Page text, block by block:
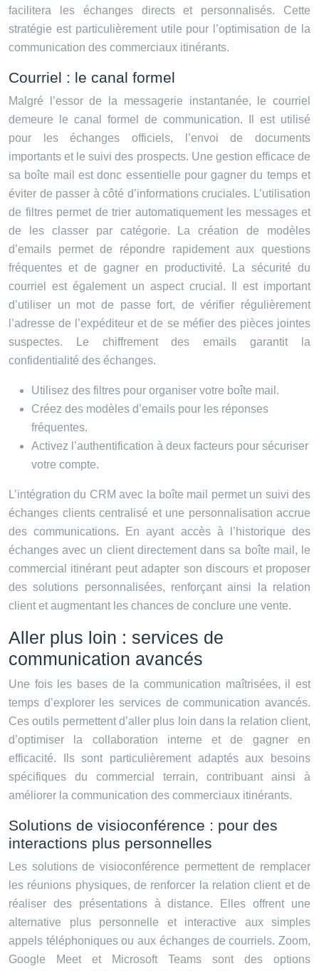
facilitera les échanges directs et personnalisés. Cette
stratégie est particulièrement utile pour l’optimisation de la
communication des commerciaux itinérants.
Courriel : le canal formel
Malgré l’essor de la messagerie instantanée, le courriel
demeure le canal formel de communication. Il est utilisé
pour les échanges officiels, l’envoi de documents
importants et le suivi des prospects. Une gestion efficace de
sa boîte mail est donc essentielle pour gagner du temps et
éviter de passer à côté d’informations cruciales. L’utilisation
de filtres permet de trier automatiquement les messages et
de les classer par catégorie. La création de modèles
d’emails permet de répondre rapidement aux questions
fréquentes et de gagner en productivité. La sécurité du
courriel est également un aspect crucial. Il est important
d’utiliser un mot de passe fort, de vérifier régulièrement
l’adresse de l’expéditeur et de se méfier des pièces jointes
suspectes. Le chiffrement des emails garantit la
confidentialité des échanges.
Utilisez des filtres pour organiser votre boîte mail.
Créez des modèles d’emails pour les réponses
fréquentes.
Activez l’authentification à deux facteurs pour sécuriser
votre compte.
L’intégration du CRM avec la boîte mail permet un suivi des
échanges clients centralisé et une personnalisation accrue
des communications. En ayant accès à l’historique des
échanges avec un client directement dans sa boîte mail, le
commercial itinérant peut adapter son discours et proposer
des solutions personnalisées, renforçant ainsi la relation
client et augmentant les chances de conclure une vente.
Aller plus loin : services de
communication avancés
Une fois les bases de la communication maîtrisées, il est
temps d’explorer les services de communication avancés.
Ces outils permettent d’aller plus loin dans la relation client,
d’optimiser la collaboration interne et de gagner en
efficacité. Ils sont particulièrement adaptés aux besoins
spécifiques du commercial terrain, contribuant ainsi à
améliorer la communication des commerciaux itinérants.
Solutions de visioconférence : pour des
interactions plus personnelles
Les solutions de visioconférence permettent de remplacer
les réunions physiques, de renforcer la relation client et de
réaliser des présentations à distance. Elles offrent une
alternative plus personnelle et interactive aux simples
appels téléphoniques ou aux échanges de courriels. Zoom,
Google Meet et Microsoft Teams sont des options